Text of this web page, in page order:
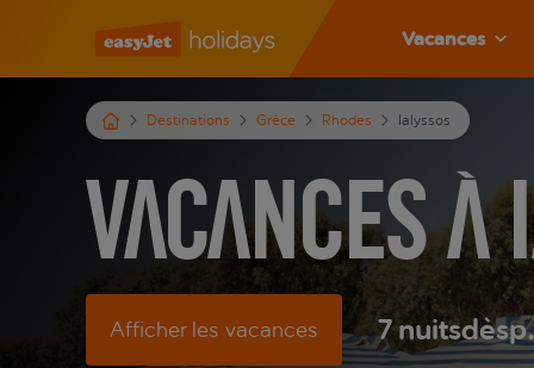
Vacances
Destinations Grèce Rhodes Ialyssos
Vacances
Afficher les vacances 7nuitsdès